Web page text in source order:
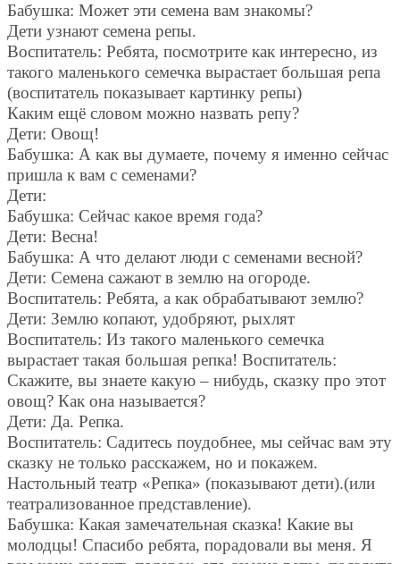
Бабушка: Может эти семена вам знакомы?
Дети узнают семена репы.
Воспитатель: Ребята, посмотрите как интересно, из
такого маленького семечка вырастает большая репа
(воспитатель показывает картинку репы)
Каким ещё словом можно назвать репу?
Дети: Овощ!
Бабушка: А как вы думаете, почему я именно сейчас
пришла к вам с семенами?
Дети:
Бабушка: Сейчас какое время года?
Дети: Весна!
Бабушка: А что делают люди с семенами весной?
Дети: Семена сажают в землю на огороде.
Воспитатель: Ребята, а как обрабатывают землю?
Дети: Землю копают, удобряют, рыхлят
Воспитатель: Из такого маленького семечка
вырастает такая большая репка! Воспитатель:
Скажите, вы знаете какую – нибудь, сказку про этот
овощ? Как она называется?
Дети: Да. Репка.
Воспитатель: Садитесь поудобнее, мы сейчас вам эту
сказку не только расскажем, но и покажем.
Настольный театр «Репка» (показывают дети).(или
театрализованное представление).
Бабушка: Какая замечательная сказка! Какие вы
молодцы! Спасибо ребята, порадовали вы меня. Я